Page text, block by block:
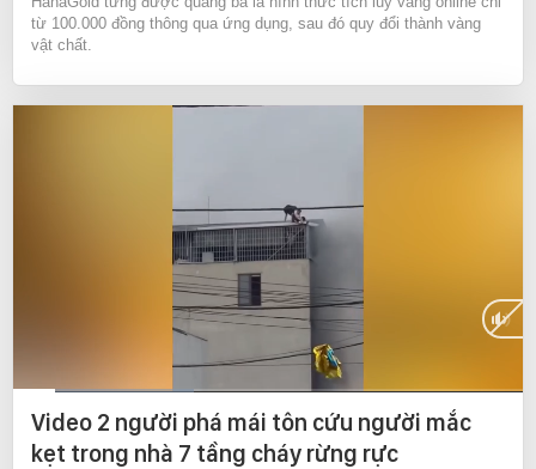
từ 100.000 đồng thông qua ứng dụng, sau đó quy đổi thành vàng
vật chất.
Current
Time
0:12
Video 2 người phá mái tôn cứu người mắc
kẹt trong nhà 7 tầng cháy rừng rực